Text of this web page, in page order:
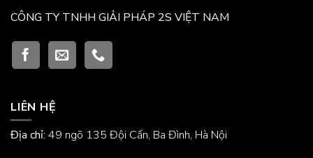
CÔNG TY TNHH GIẢI PHÁP 2S VIỆT NAM
LIÊN HỆ
Địa chỉ: 49 ngõ 135 Đội Cấn, Ba Đình, Hà Nội